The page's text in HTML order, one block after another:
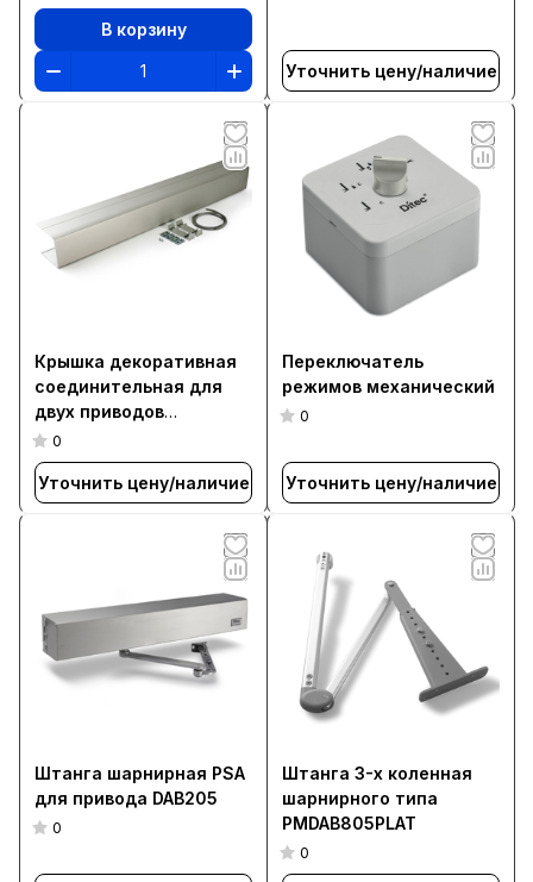
В корзину
Уточнить цену/наличие
Крышка декоративная
соединительная для
двух приводов
DAB105/205
0
Уточнить цену/наличие
Переключатель
режимов механический
0
Уточнить цену/наличие
Штанга шарнирная PSA
для привода DAB205
0
Штанга 3-х коленная
шарнирного типа
PMDAB805PLAT
0